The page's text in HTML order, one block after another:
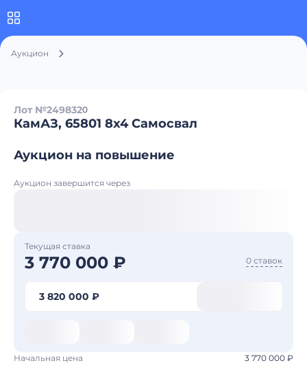
Аукцион
Лот №2498320
КамАЗ, 65801 8x4 Самосвал
Аукцион на повышение
Аукцион завершится через
Текущая ставка
3 770 000 ₽ 0 ставок
3 820 000 ₽
Начальная цена 3 770 000 ₽